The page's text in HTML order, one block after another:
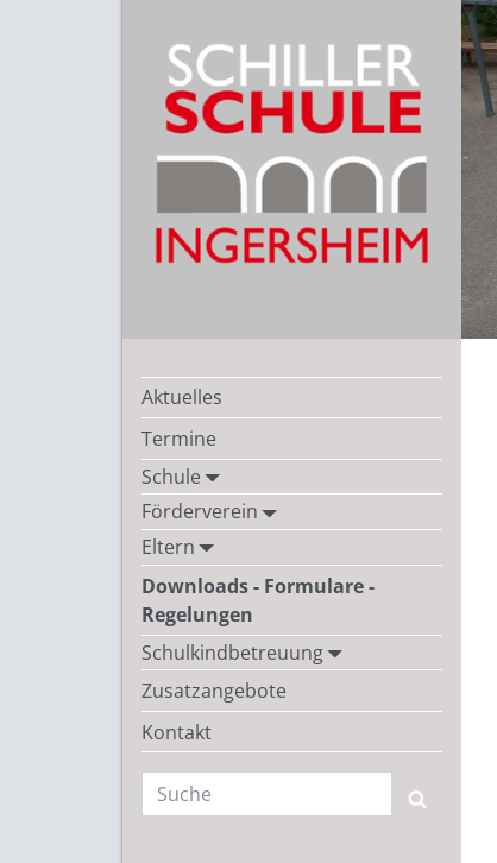
Aktuelles
Termine
Schule
Förderverein
Eltern
Downloads - Formulare -
Regelungen
Schulkindbetreuung
Zusatzangebote
Kontakt